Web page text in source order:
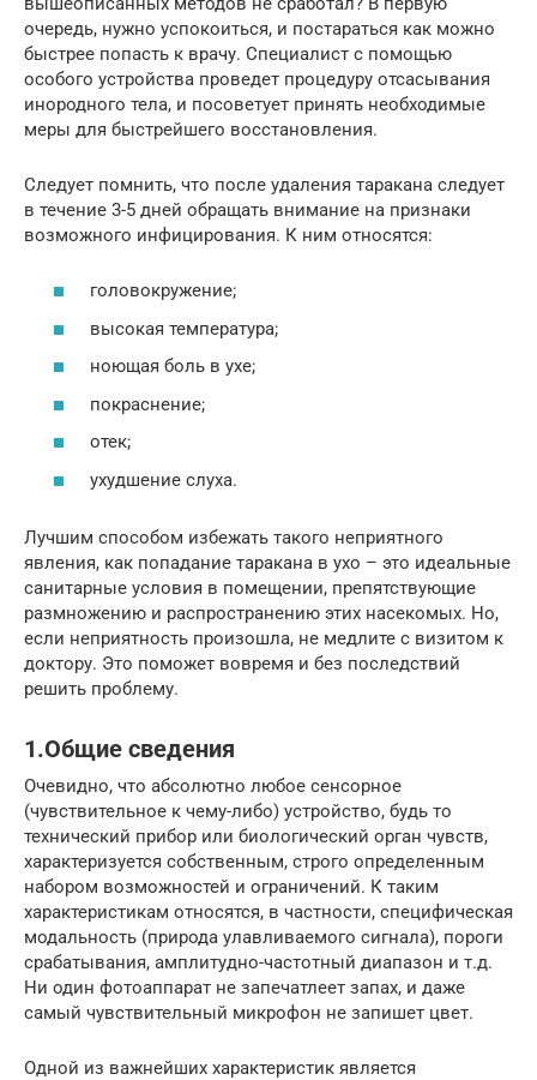
очередь, нужно успокоиться, и постараться как можно
быстрее попасть к врачу. Специалист с помощью
особого устройства проведет процедуру отсасывания
инородного тела, и посоветует принять необходимые
меры для быстрейшего восстановления.
Следует помнить, что после удаления таракана следует
в течение 3-5 дней обращать внимание на признаки
возможного инфицирования. К ним относятся:
головокружение;
высокая температура;
ноющая боль в ухе;
покраснение;
отек;
ухудшение слуха.
Лучшим способом избежать такого неприятного
явления, как попадание таракана в ухо – это идеальные
санитарные условия в помещении, препятствующие
размножению и распространению этих насекомых. Но,
если неприятность произошла, не медлите с визитом к
доктору. Это поможет вовремя и без последствий
решить проблему.
1.Общие сведения
Очевидно, что абсолютно любое сенсорное
(чувствительное к чему-либо) устройство, будь то
технический прибор или биологический орган чувств,
характеризуется собственным, строго определенным
набором возможностей и ограничений. К таким
характеристикам относятся, в частности, специфическая
модальность (природа улавливаемого сигнала), пороги
срабатывания, амплитудно-частотный диапазон и т.д.
Ни один фотоаппарат не запечатлеет запах, и даже
самый чувствительный микрофон не запишет цвет.
Одной из важнейших характеристик является